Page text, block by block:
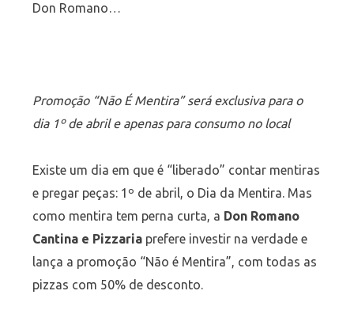
Don Romano…
Promoção “Não É Mentira” será exclusiva para o
dia 1º de abril e apenas para consumo no local
Existe um dia em que é “liberado” contar mentiras
e pregar peças: 1º de abril, o Dia da Mentira. Mas
como mentira tem perna curta, a Don Romano
Cantina e Pizzariaprefere investir na verdade e
lança a promoção “Não é Mentira”, com todas as
pizzas com 50% de desconto.